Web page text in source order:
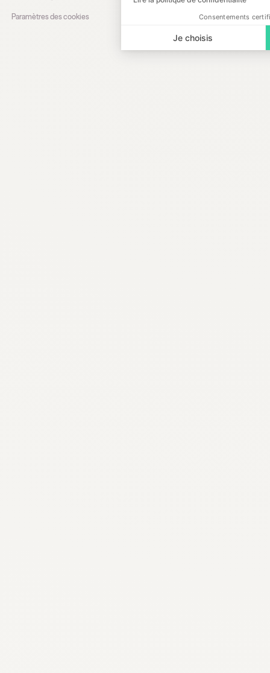
Consentements
Je choisis
Paramètres des cookies